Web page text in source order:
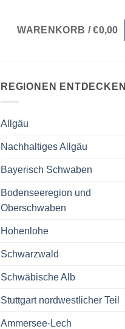
WARENKORB /€0,00
REGIONEN ENTDECKEN
Allgäu
Nachhaltiges Allgäu
Bayerisch Schwaben
Bodenseeregion und
Oberschwaben
Hohenlohe
Schwarzwald
Schwäbische Alb
Stuttgart nordwestlicher Teil
Ammersee-Lech